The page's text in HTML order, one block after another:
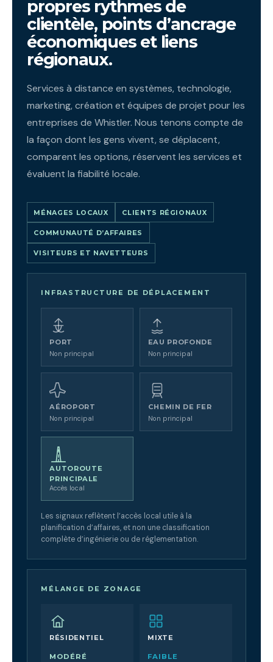
propres rythmes de
clientèle, points d’ancrage
économiques et liens
régionaux.
Services à distance en systèmes, technologie,
marketing, création et équipes de projet pour les
entreprises de Whistler. Nous tenons compte de
la façon dont les gens vivent, se déplacent,
comparent les options, réservent les services et
évaluent la fiabilité locale.
MÉNAGES LOCAUX CLIENTS RÉGIONAUX
COMMUNAUTÉ D’AFFAIRES
VISITEURS ET NAVETTEURS
INFRASTRUCTURE DE DÉPLACEMENT
PORT
Non principal
EAU PROFONDE
Non principal
AÉROPORT
Non principal
CHEMIN DE FER
Non principal
AUTOROUTE
PRINCIPALE
Accès local
Les signaux reflètent l’accès local utile à la
planification d’affaires, et non une classification
complète d’ingénierie ou de réglementation.
MÉLANGE DE ZONAGE
RÉSIDENTIEL
MODÉRÉ
MIXTE
FAIBLE